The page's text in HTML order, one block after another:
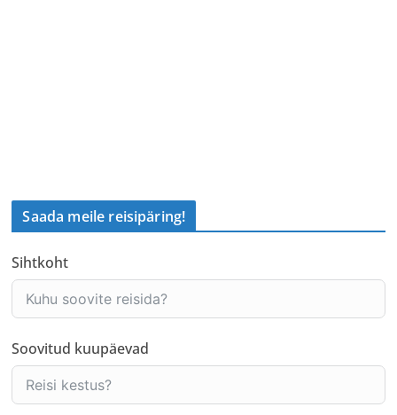
Saada meile reisipäring!
Sihtkoht
Soovitud kuupäevad